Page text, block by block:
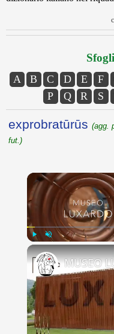
A B C D E F
P
Q R S
exprobratūrūs (agg.
fut.)